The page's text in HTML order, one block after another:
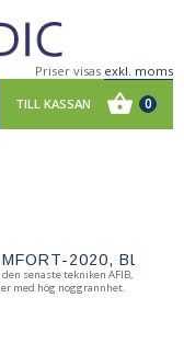
Priser visas exkl. moms
2020,
senaste tekniken AFIB,
med hög noggrannhet.